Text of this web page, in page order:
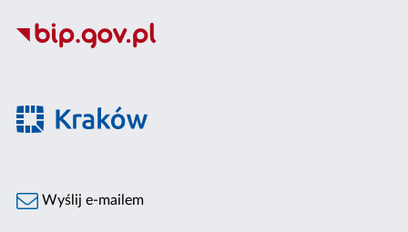
Wyślij e-mailem